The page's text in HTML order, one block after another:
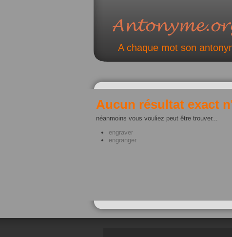
A chaque mot son
Aucun résultat exact
néanmoins vous vouliez peut être trouver...
engraver
engranger